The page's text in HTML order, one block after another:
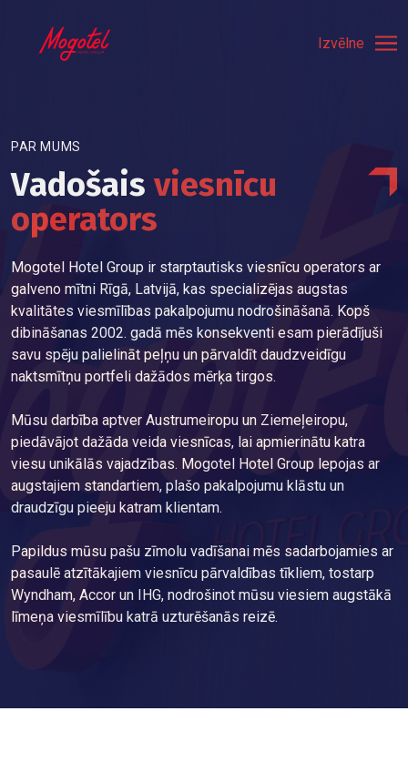
Izvēlne
PAR MUMS
Vadošais viesnīcu
operators
Mogotel Hotel Group ir starptautisks viesnīcu operators ar
galveno mītni Rīgā, Latvijā, kas specializējas augstas
kvalitātes viesmīlības pakalpojumu nodrošināšanā. Kopš
dibināšanas 2002. gadā mēs konsekventi esam pierādījuši
savu spēju palielināt peļņu un pārvaldīt daudzveidīgu
naktsmītņu portfeli dažādos mērķa tirgos.
Mūsu darbība aptver Austrumeiropu un Ziemeļeiropu,
piedāvājot dažāda veida viesnīcas, lai apmierinātu katra
viesu unikālās vajadzības. Mogotel Hotel Group lepojas ar
augstajiem standartiem, plašo pakalpojumu klāstu un
draudzīgu pieeju katram klientam.
Papildus mūsu pašu zīmolu vadīšanai mēs sadarbojamies ar
pasaulē atzītākajiem viesnīcu pārvaldības tīkliem, tostarp
Wyndham, Accor un IHG, nodrošinot mūsu viesiem augstākā
līmeņa viesmīlību katrā uzturēšanās reizē.